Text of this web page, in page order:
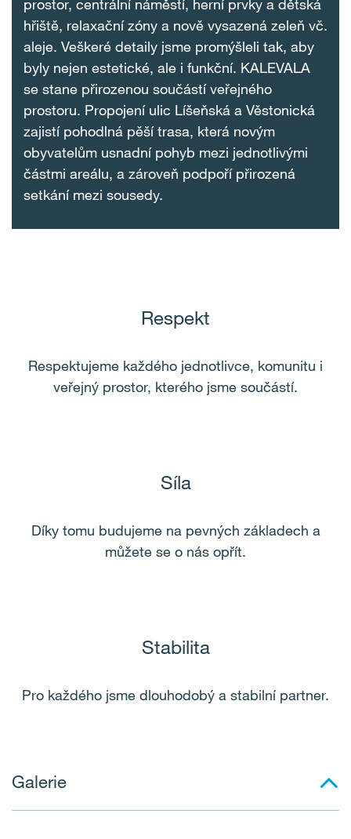
prostor, centrální náměstí, herní prvky a dětská
hřiště, relaxační zóny a nově vysazená zeleň vč.
aleje. Veškeré detaily jsme promýšleli tak, aby
byly nejen estetické, ale i funkční. KALEVALA
se stane přirozenou součástí veřejného
prostoru. Propojení ulic Líšeňská a Věstonická
zajistí pohodlná pěší trasa, která novým
obyvatelům usnadní pohyb mezi jednotlivými
částmi areálu, a zároveň podpoří přirozená
setkání mezi sousedy.
Respekt
Respektujeme každého jednotlivce, komunitu i
veřejný prostor, kterého jsme součástí.
Síla
Díky tomu budujeme na pevných základech a
můžete se o nás opřít.
Stabilita
Pro každého jsme dlouhodobý a stabilní partner.
Galerie